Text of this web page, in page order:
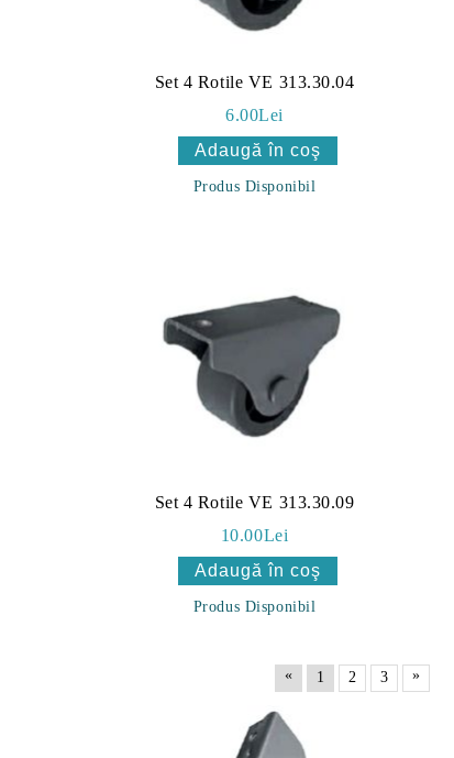
Set 4 Rotile VE 313.30.04
6.00Lei
Produs Disponibil
Set 4 Rotile VE 313.30.09
10.00Lei
Produs Disponibil
« 1 2 3 »